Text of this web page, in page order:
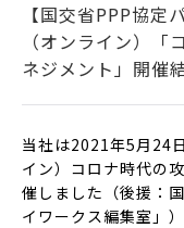
【国交省PPP協定
（オンライン）
ネジメント」開催
当社は2021年5月24
イン）コロナ時代の
催しました（後援：
イワークス編集室」